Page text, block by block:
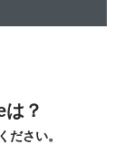
？
さい。